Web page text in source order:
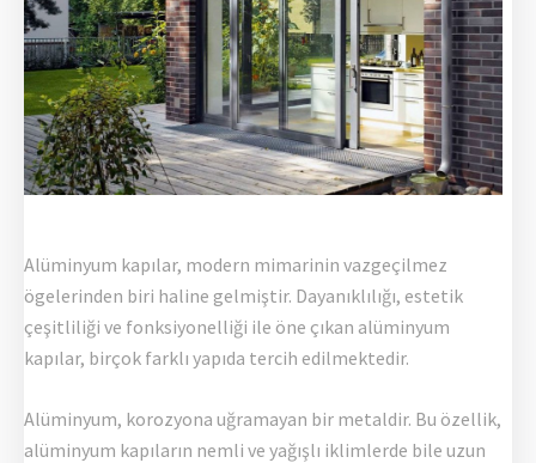
Alüminyum kapılar, modern mimarinin vazgeçilmez
ögelerinden biri haline gelmiştir. Dayanıklılığı, estetik
çeşitliliği ve fonksiyonelliği ile öne çıkan alüminyum
kapılar, birçok farklı yapıda tercih edilmektedir.
Alüminyum, korozyona uğramayan bir metaldir. Bu özellik,
alüminyum kapıların nemli ve yağışlı iklimlerde bile uzun